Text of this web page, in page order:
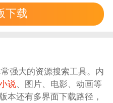
下载
强大的资源搜索工具。内
说、图片、电影、动画等
本还有多界面下载路径，